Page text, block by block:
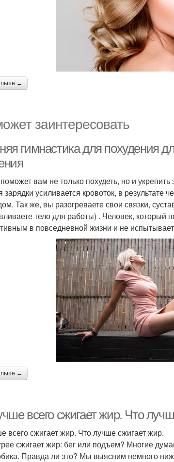
→
заинтересовать
гимнастика для похудения
вам не только похудеть, но и
усиливается кровоток, в
Так же, вы разогреваете свои связки,
тело для работы) . Человек,
в повседневной жизни и не
→
всего сжигает жир. Что
всего сжигает жир. Что лучше сжигает жир.
сжигает жир: бег или подъем? Многие
Правда ли это? Мы выясним немного